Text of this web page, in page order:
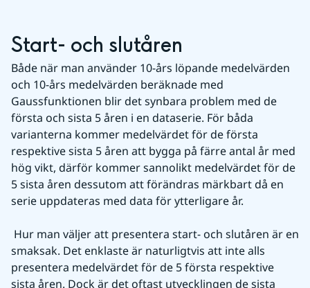
Start- och slutåren
Både när man använder 10-års löpande medelvärden
och 10-års medelvärden beräknade med
Gaussfunktionen blir det synbara problem med de
första och sista 5 åren i en dataserie. För båda
varianterna kommer medelvärdet för de första
respektive sista 5 åren att bygga på färre antal år med
hög vikt, därför kommer sannolikt medelvärdet för de
5 sista åren dessutom att förändras märkbart då en
serie uppdateras med data för ytterligare år.
smaksak. Det enklaste är naturligtvis att inte alls
presentera medelvärdet för de 5 första respektive
sista åren. Dock är det oftast utvecklingen de sista